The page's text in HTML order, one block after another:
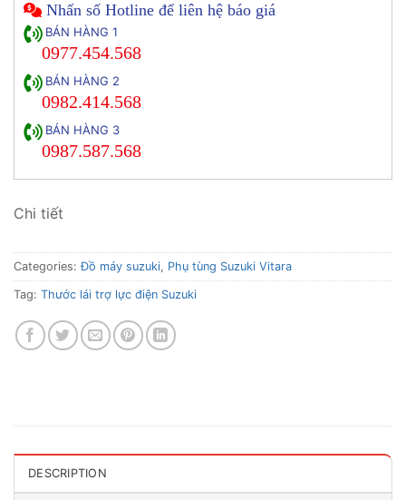
Nhấn số Hotline để liên hệ báo giá
BÁN HÀNG 1
0977.454.568
BÁN HÀNG 2
0982.414.568
BÁN HÀNG 3
0987.587.568
Chi tiết
Categories:Đồ máy suzuki, Phụ tùng Suzuki Vitara
Tag: Thước lái trợ lực điện Suzuki
DESCRIPTION